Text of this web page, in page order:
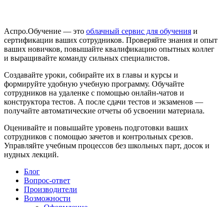
Аспро.Обучение — это облачный сервис для обучения и
сертификации ваших сотрудников. Проверяйте знания и опыт
ваших новичков, повышайте квалификацию опытных коллег
и выращивайте команду сильных специалистов.
Создавайте уроки, собирайте их в главы и курсы и
формируйте удобную учебную программу. Обучайте
сотрудников на удаленке с помощью онлайн-чатов и
конструктора тестов. А после сдачи тестов и экзаменов —
получайте автоматические отчеты об усвоении материала.
Оценивайте и повышайте уровень подготовки ваших
сотрудников с помощью зачетов и контрольных срезов.
Управляйте учебным процессов без школьных парт, досок и
нудных лекций.
Блог
Вопрос-ответ
Производители
Возможности